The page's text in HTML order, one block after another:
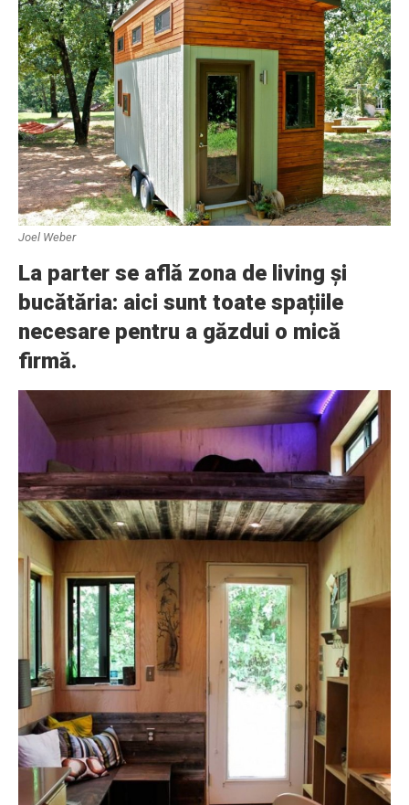
Joel Weber
La parter se află zona de living și
bucătăria: aici sunt toate spațiile
necesare pentru a găzdui o mică
firmă.